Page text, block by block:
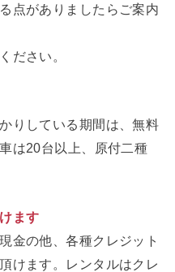
点がありましたらご案内
ださい。
りしている期間は、無料
は20台以上、原付二種
ます
金の他、各種クレジット
けます。レンタルはクレ